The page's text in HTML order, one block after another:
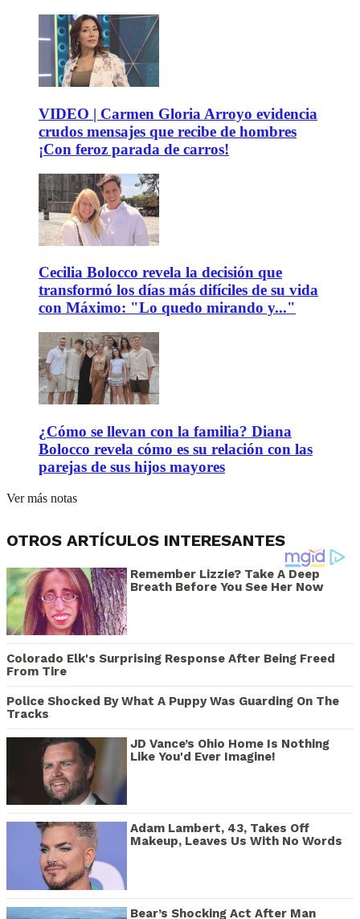
VIDEO | Carmen Gloria Arroyo evidencia
crudos mensajes que recibe de hombres
¡Con feroz parada de carros!
Cecilia Bolocco revela la decisión que
transformó los días más difíciles de su vida
con Máximo: "Lo quedo mirando y..."
¿Cómo se llevan con la familia? Diana
Bolocco revela cómo es su relación con las
parejas de sus hijos mayores
Ver más notas
OTROS ARTÍCULOS INTERESANTES
Remember Lizzie? Take A Deep
Breath Before You See Her Now
Colorado Elk's Surprising Response After Being Freed
From Tire
Police Shocked By What A Puppy Was Guarding On The
Tracks
JD Vance’s Ohio Home Is Nothing
Like You'd Ever Imagine!
Adam Lambert, 43, Takes Off
Makeup, Leaves Us With No Words
Bear’s Shocking Act After Man